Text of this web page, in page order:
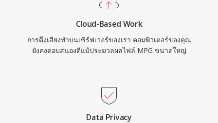
Cloud-Based Work
การดึงเสียงทำบนเซิร์ฟเวอร์ของเรา คอมพิวเตอร์ของคุณ
ยังคงตอบสนองดีแม้ประมวลผลไฟล์ MPG ขนาดใหญ่
Data Privacy